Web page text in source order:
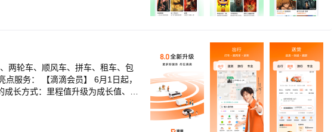
、人间世 海外剧集尽情选：请回答
载、边下边播、预约下载、亲子
专属客服、等级权益红包、赠送好
iqiyikf@qiyi.com）或客服电话（40
服务很大的帮助！
两轮车、顺风车、拼车、租车、包
服务： 【滴滴会员】 6月1日起，
长方式：里程值升级为成长值、定
计，每一次出行都算数； 6月升级
与。 【海外出行】 用户无需下载